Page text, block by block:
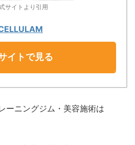
サイトより引用
イトで見る
ーニングジム・美容施術は